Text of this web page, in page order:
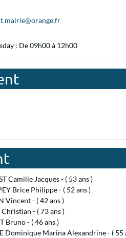
: De 09h00 à 12h00
Camille Jacques - ( 53 ans )
Brice Philippe - ( 52 ans )
Vincent - ( 42 ans )
Christian - ( 73 ans )
Bruno - ( 46 ans )
Dominique Marina Alexandrine - ( 55